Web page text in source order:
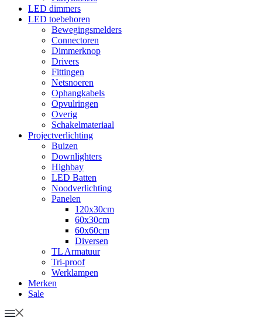
LED dimmers
LED toebehoren
Bewegingsmelders
Connectoren
Dimmerknop
Drivers
Fittingen
Netsnoeren
Ophangkabels
Opvulringen
Overig
Schakelmateriaal
Projectverlichting
Buizen
Downlighters
Highbay
LED Batten
Noodverlichting
Panelen
120x30cm
60x30cm
60x60cm
Diversen
TL Armatuur
Tri-proof
Werklampen
Merken
Sale